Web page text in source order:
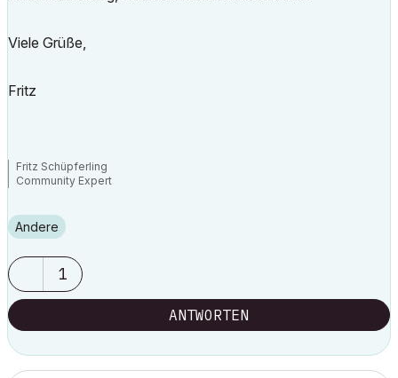
Viele Grüße,
Fritz
Fritz Schüpferling
Community Expert
Andere
1
ANTWORTEN